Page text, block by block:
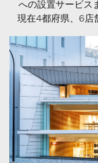
への設置サービス
現在4都府県、6店